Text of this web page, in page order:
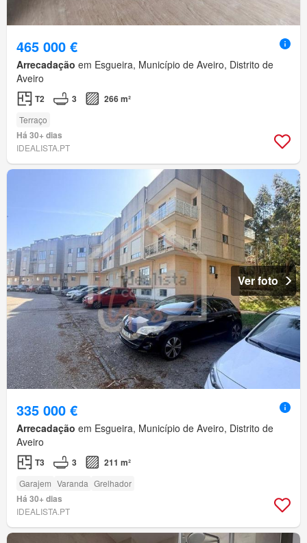
465 000 €
Arrecadação em Esgueira, Município de Aveiro, Distrito de
Aveiro
T2 3 266 m²
Terraço
Há 30+ dias
IDEALISTA.PT
Ver foto
335 000 €
Arrecadação em Esgueira, Município de Aveiro, Distrito de
Aveiro
T3 3 211 m²
Garajem Varanda Grelhador
Há 30+ dias
IDEALISTA.PT